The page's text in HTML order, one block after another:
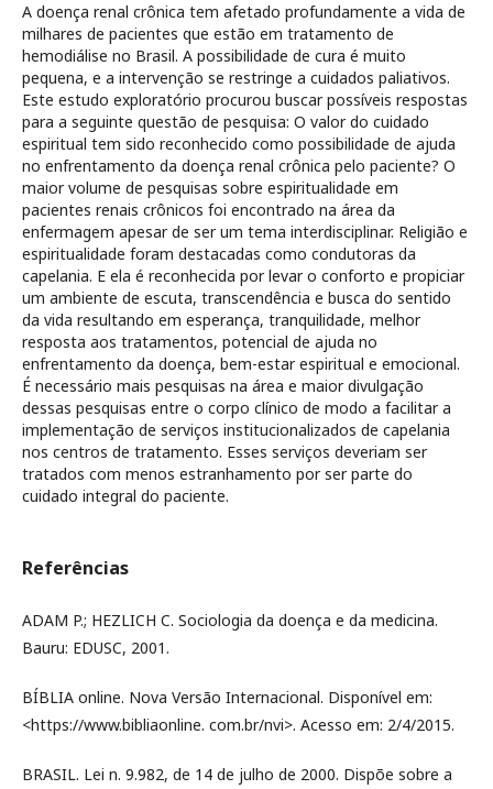
A doença renal crônica tem afetado profundamente a vida de
milhares de pacientes que estão em tratamento de
hemodiálise no Brasil. A possibilidade de cura é muito
pequena, e a intervenção se restringe a cuidados paliativos.
Este estudo exploratório procurou buscar possíveis respostas
para a seguinte questão de pesquisa: O valor do cuidado
espiritual tem sido reconhecido como possibilidade de ajuda
no enfrentamento da doença renal crônica pelo paciente? O
maior volume de pesquisas sobre espiritualidade em
pacientes renais crônicos foi encontrado na área da
enfermagem apesar de ser um tema interdisciplinar. Religião e
espiritualidade foram destacadas como condutoras da
capelania. E ela é reconhecida por levar o conforto e propiciar
um ambiente de escuta, transcendência e busca do sentido
da vida resultando em esperança, tranquilidade, melhor
resposta aos tratamentos, potencial de ajuda no
enfrentamento da doença, bem-estar espiritual e emocional.
É necessário mais pesquisas na área e maior divulgação
dessas pesquisas entre o corpo clínico de modo a facilitar a
implementação de serviços institucionalizados de capelania
nos centros de tratamento. Esses serviços deveriam ser
tratados com menos estranhamento por ser parte do
cuidado integral do paciente.
Referências
ADAM P.; HEZLICH C. Sociologia da doença e da medicina.
Bauru: EDUSC, 2001.
BÍBLIA online. Nova Versão Internacional. Disponível em:
<https://www.bibliaonline. com.br/nvi>. Acesso em: 2/4/2015.
BRASIL. Lei n. 9.982, de 14 de julho de 2000. Dispõe sobre a